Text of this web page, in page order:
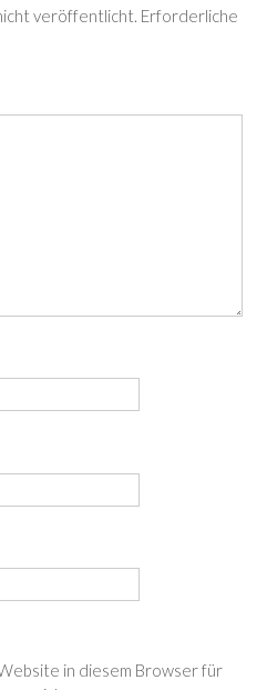
veröffentlicht. Erforderliche
in diesem Browser für